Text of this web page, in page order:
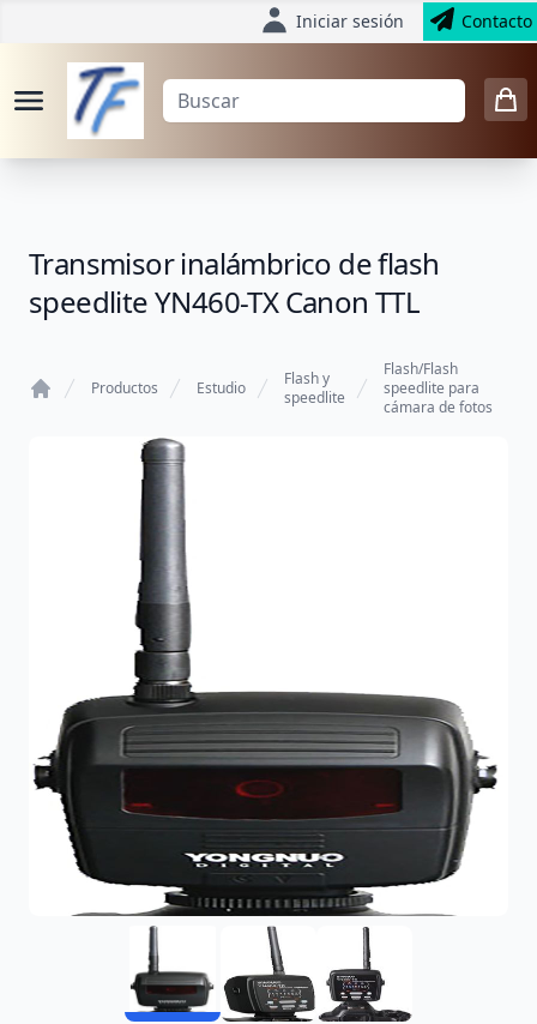
Iniciar sesión Contacto
Transmisor inalámbrico de flash
speedlite YN460-TX Canon TTL
Productos Estudio
Flash y
speedlite
Flash/Flash
speedlite para
cámara de fotos